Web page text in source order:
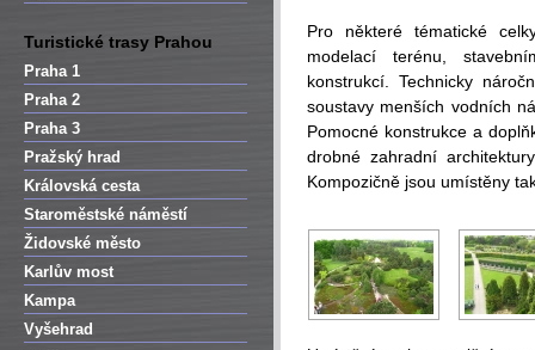
Turistické trasy Prahou
Praha 1
Praha 2
Praha 3
Pražský hrad
Královská cesta
Staroměstské náměstí
Židovské město
Karlův most
Kampa
Vyšehrad
Pro některé tématické
modelací terénu,
konstrukcí. Technicky
soustavy menších vodních
Pomocné konstrukce a
drobné zahradní
Kompozičně jsou umístěny